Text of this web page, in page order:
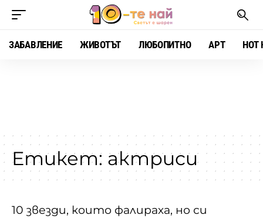
ЗАБАВЛЕНИЕ ЖИВОТЪТ ЛЮБОПИТНО АРТ HOT
Етикет: актриси
10 звезди, които фалираха, но си